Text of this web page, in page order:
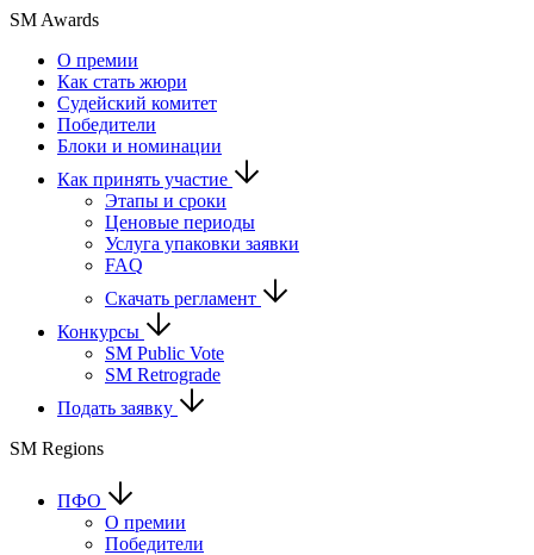
SM Awards
О премии
Как стать жюри
Судейский комитет
Победители
Блоки и номинации
Как принять участие
Этапы и сроки
Ценовые периоды
Услуга упаковки заявки
FAQ
Скачать регламент
Конкурсы
SM Public Vote
SM Retrograde
Подать заявку
SM Regions
ПФО
О премии
Победители